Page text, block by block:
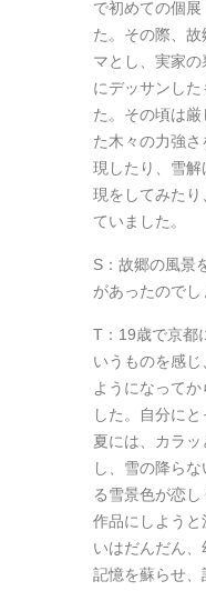
で初めての個
た。その際、
マとし、実家
にデッサンし
た。その頃は
た木々の力強
現したり、雪
現をしてみた
ていました。
S：故郷の風景
があったのでし
T：19歳で京都
いうものを感じ
ようになって
した。自分に
夏には、カラ
し、雪の降ら
る雪景色が恋
作品にしよう
いはだんだん
記憶を蘇らせ